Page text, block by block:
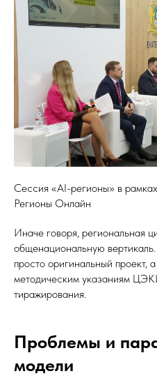
Сессия «AI-регионы» в
Регионы Онлайн
Иначе говоря, региональная
общенациональную
просто оригинальный проект,
методическим указаниям
тиражирования.
Проблемы и
модели